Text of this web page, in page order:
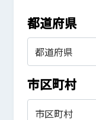
都道府県
市区町村